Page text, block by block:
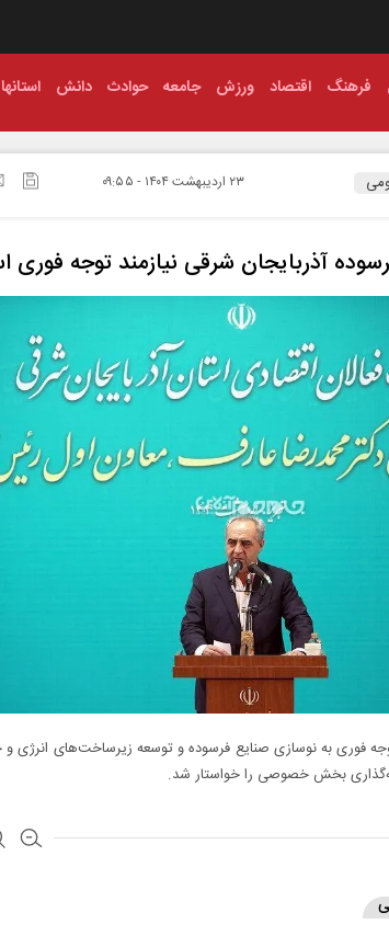
فرهنگ اقتصاد ورزش جامعه حوادث دانش استانها
۲۳ ارديبهشت ۱۴۰۴ - ۰۹:۵۵
آذربایجان شرقی نیازمند توجه
فوری به نوسازی صنایع فرسوده و توسعه زیرساخت‌های انرژی
بخش خصوصی را خواستار شد.